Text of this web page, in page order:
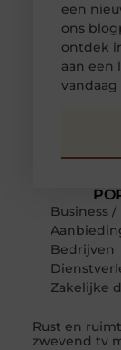
Business /
Bedrijven
Zakelijke
Rust en
zwevend tv
een
ons
ontdek
aan een